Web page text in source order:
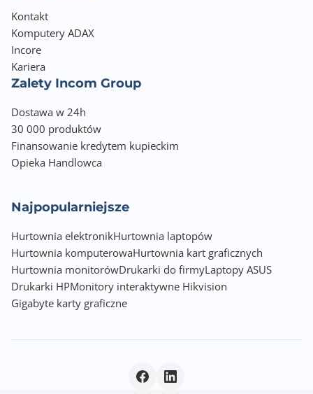
Kontakt
Komputery ADAX
Incore
Kariera
Zalety Incom Group
Dostawa w 24h
30 000 produktów
Finansowanie kredytem kupieckim
Opieka Handlowca
Najpopularniejsze
Hurtownia elektronikHurtownia laptopów
Hurtownia komputerowaHurtownia kart graficznych
Hurtownia monitorówDrukarki do firmyLaptopy ASUS
Drukarki HPMonitory interaktywne Hikvision
Gigabyte karty graficzne